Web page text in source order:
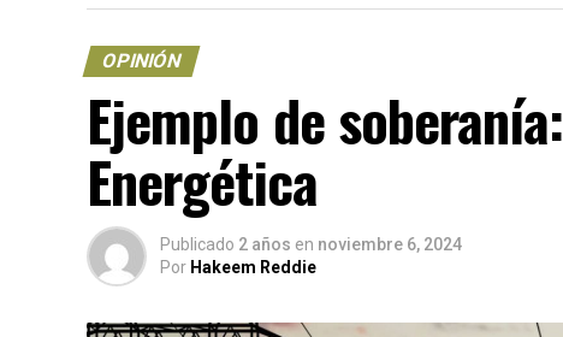
OPINIÓN
Ejemplo de
Energética
Publicado 2 años en noviembre 6, 2024
Por Hakeem Reddie